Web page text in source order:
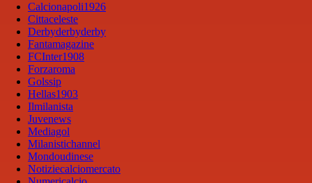
Calcionapoli1926
Cittaceleste
Derbyderbyderby
Fantamagazine
FCInter1908
Forzaroma
Golssip
Hellas1903
Ilmilanista
Juvenews
Mediagol
Milanistichannel
Mondoudinese
Notiziecalciomercato